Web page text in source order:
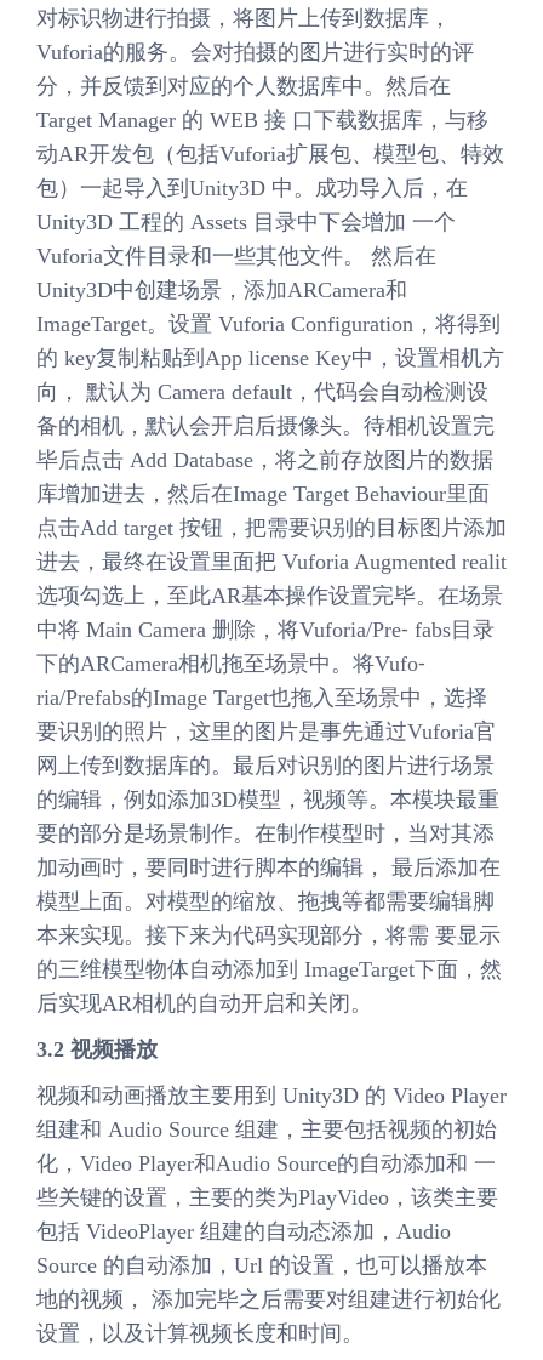
对标识物进行拍摄，将图片上传到数据库，
Vuforia的服务。会对拍摄的图片进行实时的评
分，并反馈到对应的个人数据库中。然后在
Target Manager 的 WEB 接 口下载数据库，与移
动AR开发包（包括Vuforia扩展包、模型包、特效
包）一起导入到Unity3D 中。成功导入后，在
Unity3D 工程的 Assets 目录中下会增加 一个
Vuforia文件目录和一些其他文件。 然后在
Unity3D中创建场景，添加ARCamera和
ImageTarget。设置 Vuforia Configuration，将得到
的 key复制粘贴到App license Key中，设置相机方
向， 默认为 Camera default，代码会自动检测设
备的相机，默认会开启后摄像头。待相机设置完
毕后点击 Add Database，将之前存放图片的数据
库增加进去，然后在Image Target Behaviour里面
点击Add target 按钮，把需要识别的目标图片添加
进去，最终在设置里面把 Vuforia Augmented realit
选项勾选上，至此AR基本操作设置完毕。在场景
中将 Main Camera 删除，将Vuforia/Pre⁃ fabs目录
下的ARCamera相机拖至场景中。将Vufo⁃
ria/Prefabs的Image Target也拖入至场景中，选择
要识别的照片，这里的图片是事先通过Vuforia官
网上传到数据库的。最后对识别的图片进行场景
的编辑，例如添加3D模型，视频等。本模块最重
要的部分是场景制作。在制作模型时，当对其添
加动画时，要同时进行脚本的编辑， 最后添加在
模型上面。对模型的缩放、拖拽等都需要编辑脚
本来实现。接下来为代码实现部分，将需 要显示
的三维模型物体自动添加到 ImageTarget下面，然
后实现AR相机的自动开启和关闭。
3.2 视频播放
视频和动画播放主要用到 Unity3D 的 Video Player
组建和 Audio Source 组建，主要包括视频的初始
化，Video Player和Audio Source的自动添加和 一
些关键的设置，主要的类为PlayVideo，该类主要
包括 VideoPlayer 组建的自动态添加，Audio
Source 的自动添加，Url 的设置，也可以播放本
地的视频， 添加完毕之后需要对组建进行初始化
设置，以及计算视频长度和时间。